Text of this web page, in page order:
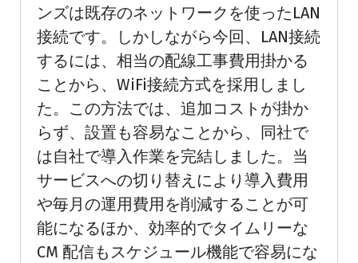
ンズは既存のネットワークを使ったLAN
接続です。しかしながら今回、LAN接続
するには、相当の配線工事費用掛かる
ことから、WiFi接続方式を採用しまし
た。この方法では、追加コストが掛か
らず、設置も容易なことから、同社で
は自社で導入作業を完結しました。当
サービスへの切り替えにより導入費用
や毎月の運用費用を削減することが可
能になるほか、効率的でタイムリーな
CM 配信もスケジュール機能で容易にな